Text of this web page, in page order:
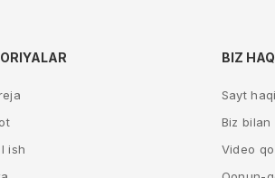
ish
BIZ
Sayt
Biz bilan
Video